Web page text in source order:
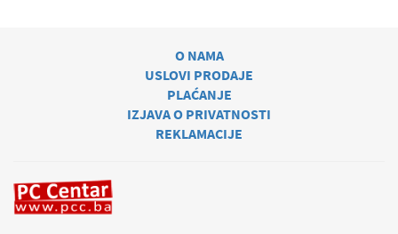
O NAMA
USLOVI PRODAJE
PLAĆANJE
IZJAVA O PRIVATNOSTI
REKLAMACIJE